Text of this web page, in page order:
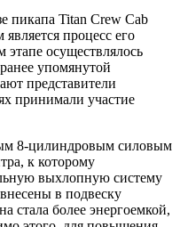
пикапа Titan Crew Cab
процесс его
осуществлялось
упомянутой
представители
принимали участие
8-цилиндровым силовым
к которому
выхлопную систему
в подвеску
стала более энергоемкой,